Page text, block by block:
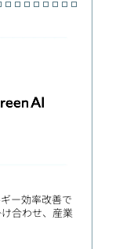
ー効率改善で
合わせ、産業